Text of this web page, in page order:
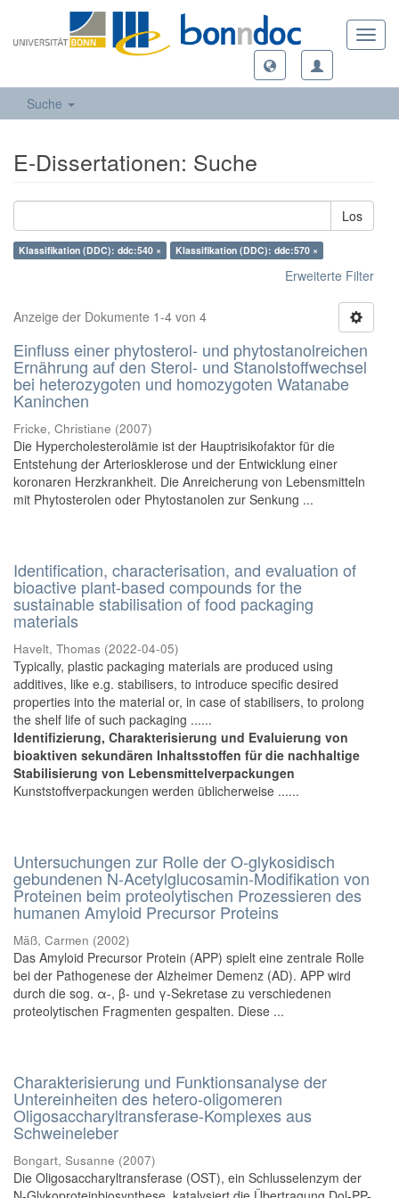
Suche
E-Dissertationen: Suche
Los
Klassifikation (DDC): ddc:540 × Klassifikation (DDC): ddc:570 ×
Erweiterte Filter
Anzeige der Dokumente 1-4 von 4
Einfluss einer phytosterol- und phytostanolreichen
Ernährung auf den Sterol- und Stanolstoffwechsel
bei heterozygoten und homozygoten Watanabe
Kaninchen
Fricke, Christiane (2007)
Die Hypercholesterolämie ist der Hauptrisikofaktor für die
Entstehung der Arteriosklerose und der Entwicklung einer
koronaren Herzkrankheit. Die Anreicherung von Lebensmitteln
mit Phytosterolen oder Phytostanolen zur Senkung ...
Identification, characterisation, and evaluation of
bioactive plant-based compounds for the
sustainable stabilisation of food packaging
materials
Havelt, Thomas (2022-04-05)
Typically, plastic packaging materials are produced using
additives, like e.g. stabilisers, to introduce specific desired
properties into the material or, in case of stabilisers, to prolong
the shelf life of such packaging ......
Identifizierung, Charakterisierung und Evaluierung von
bioaktiven sekundären Inhaltsstoffen für die nachhaltige
Stabilisierung von Lebensmittelverpackungen
Kunststoffverpackungen werden üblicherweise ......
Untersuchungen zur Rolle der O-glykosidisch
gebundenen N-Acetylglucosamin-Modifikation von
Proteinen beim proteolytischen Prozessieren des
humanen Amyloid Precursor Proteins
Mäß, Carmen (2002)
Das Amyloid Precursor Protein (APP) spielt eine zentrale Rolle
bei der Pathogenese der Alzheimer Demenz (AD). APP wird
durch die sog. α-, β- und γ-Sekretase zu verschiede­nen
proteolytischen Fragmenten gespalten. Diese ...
Charakterisierung und Funktionsanalyse der
Untereinheiten des hetero-oligomeren
Oligosaccharyltransferase-Komplexes aus
Schweineleber
Bongart, Susanne (2007)
Die Oligosaccharyltransferase (OST), ein Schlusselenzym der